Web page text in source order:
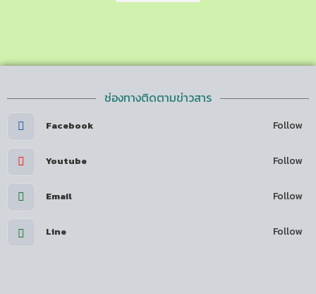
ช่องทางติดตามข่าวสาร
Facebook Follow
Youtube Follow
Email Follow
Line Follow